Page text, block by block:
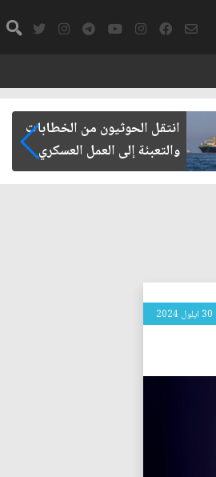
انتقل الحوثيون من الخطابات
والتعبئة إلى العمل العسكري